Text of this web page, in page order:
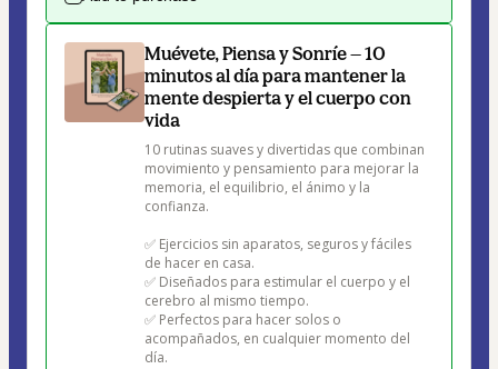
Muévete, Piensa y Sonríe — 10
minutos al día para mantener la
mente despierta y el cuerpo con
vida
10 rutinas suaves y divertidas que combinan
movimiento y pensamiento para mejorar la
memoria, el equilibrio, el ánimo y la
confianza.
✅ Ejercicios sin aparatos, seguros y fáciles
de hacer en casa.
✅ Diseñados para estimular el cuerpo y el
cerebro al mismo tiempo.
✅ Perfectos para hacer solos o
acompañados, en cualquier momento del
día.